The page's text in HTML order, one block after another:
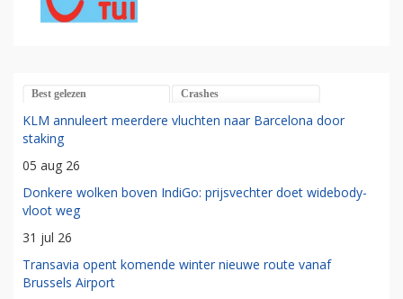
Best gelezen Crashes
KLM annuleert meerdere vluchten naar Barcelona door
staking
05 aug 26
Donkere wolken boven IndiGo: prijsvechter doet widebody-
vloot weg
31 jul 26
Transavia opent komende winter nieuwe route vanaf
Brussels Airport